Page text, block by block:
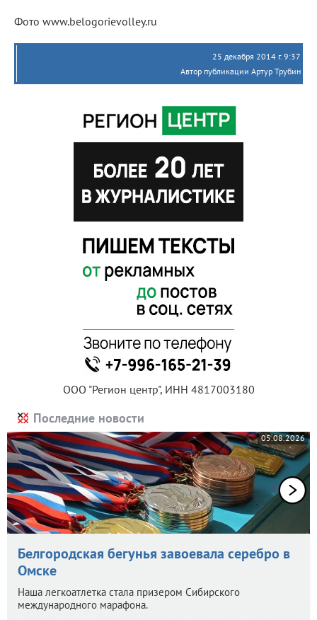
Фото www.belogorievolley.ru
25 декабря 2014 г. 9:37
Автор публикации Артур Трубин
ООО "Регион центр", ИНН 4817003180
Последние новости
05.08.2026
Белгородская бегунья завоевала серебро в
Омске
Наша легкоатлетка стала призером Сибирского
международного марафона.